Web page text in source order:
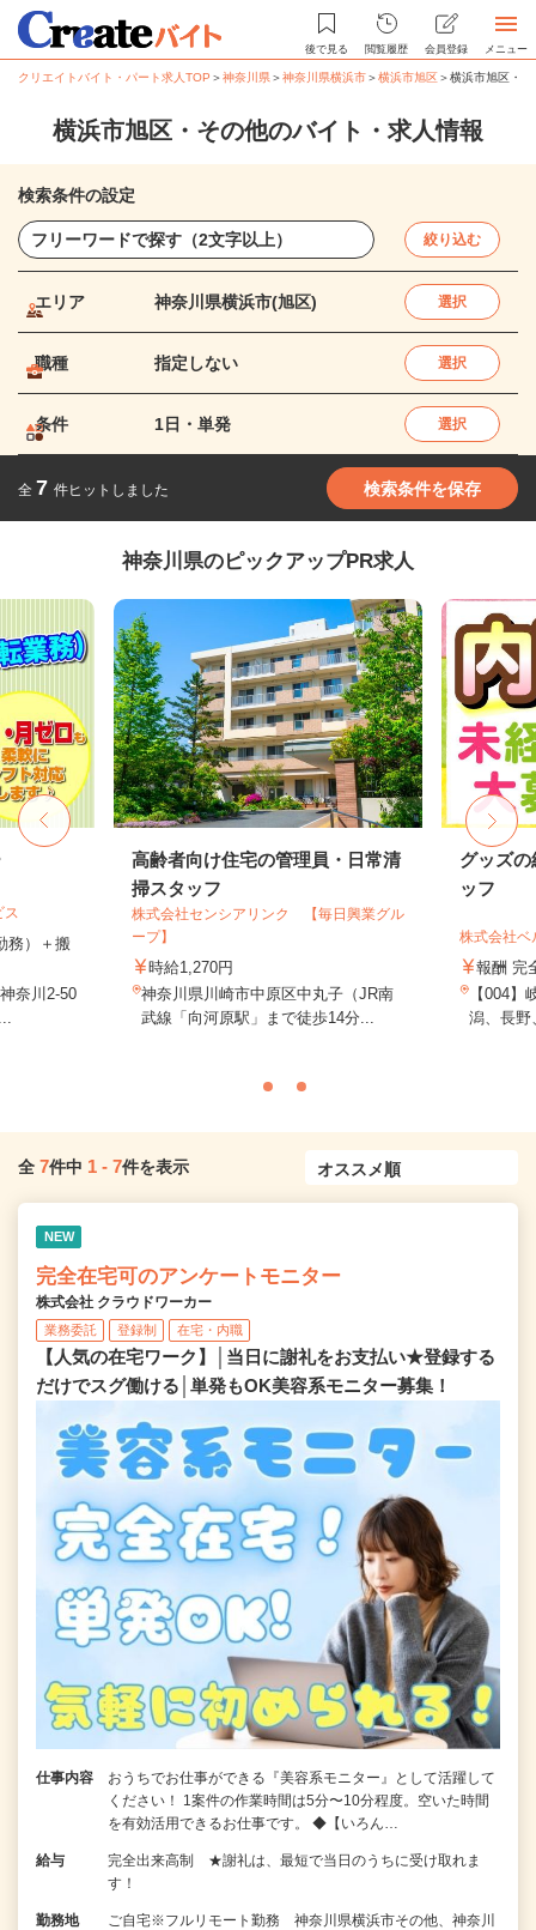
後で見る 閲覧履歴 会員登録 メニュー
クリエイトバイト・パート求人TOP ＞神奈川県＞神奈川県横浜市＞横浜市旭区＞横浜市旭区・
横浜市旭区・その他のバイト・求人情報
検索条件の設定
絞り込む
エリア 神奈川県横浜市(旭区) 選択
職種 指定しない 選択
条件 1日・単発 選択
全 7 件ヒットしました 検索条件を保存
神奈川県のピックアップPR求人
ス
務）＋搬
奈川2-50
高齢者向け住宅の管理員・日常清
掃スタッフ
株式会社センシアリンク 【毎日興業グル
ープ】
時給1,270円
神奈川県川崎市中原区中丸子（JR南
武線「向河原駅」まで徒歩14分...
グッズ
ッフ
株式会社ベ
報酬 完
【004】
潟、長野
全 7件中 1 - 7件を表示
NEW
完全在宅可のアンケートモニター
株式会社 クラウドワーカー
業務委託 登録制 在宅・内職
【人気の在宅ワーク】│当日に謝礼をお支払い★登録する
だけでスグ働ける│単発もOK美容系モニター募集！
仕事内容
おうちでお仕事ができる『美容系モニター』として活躍して
ください！ 1案件の作業時間は5分〜10分程度。空いた時間
を有効活用できるお仕事です。 ◆【いろん…
給与
完全出来高制 ★謝礼は、最短で当日のうちに受け取れま
す！
勤務地
ご自宅※フルリモート勤務 神奈川県横浜市その他、神奈川